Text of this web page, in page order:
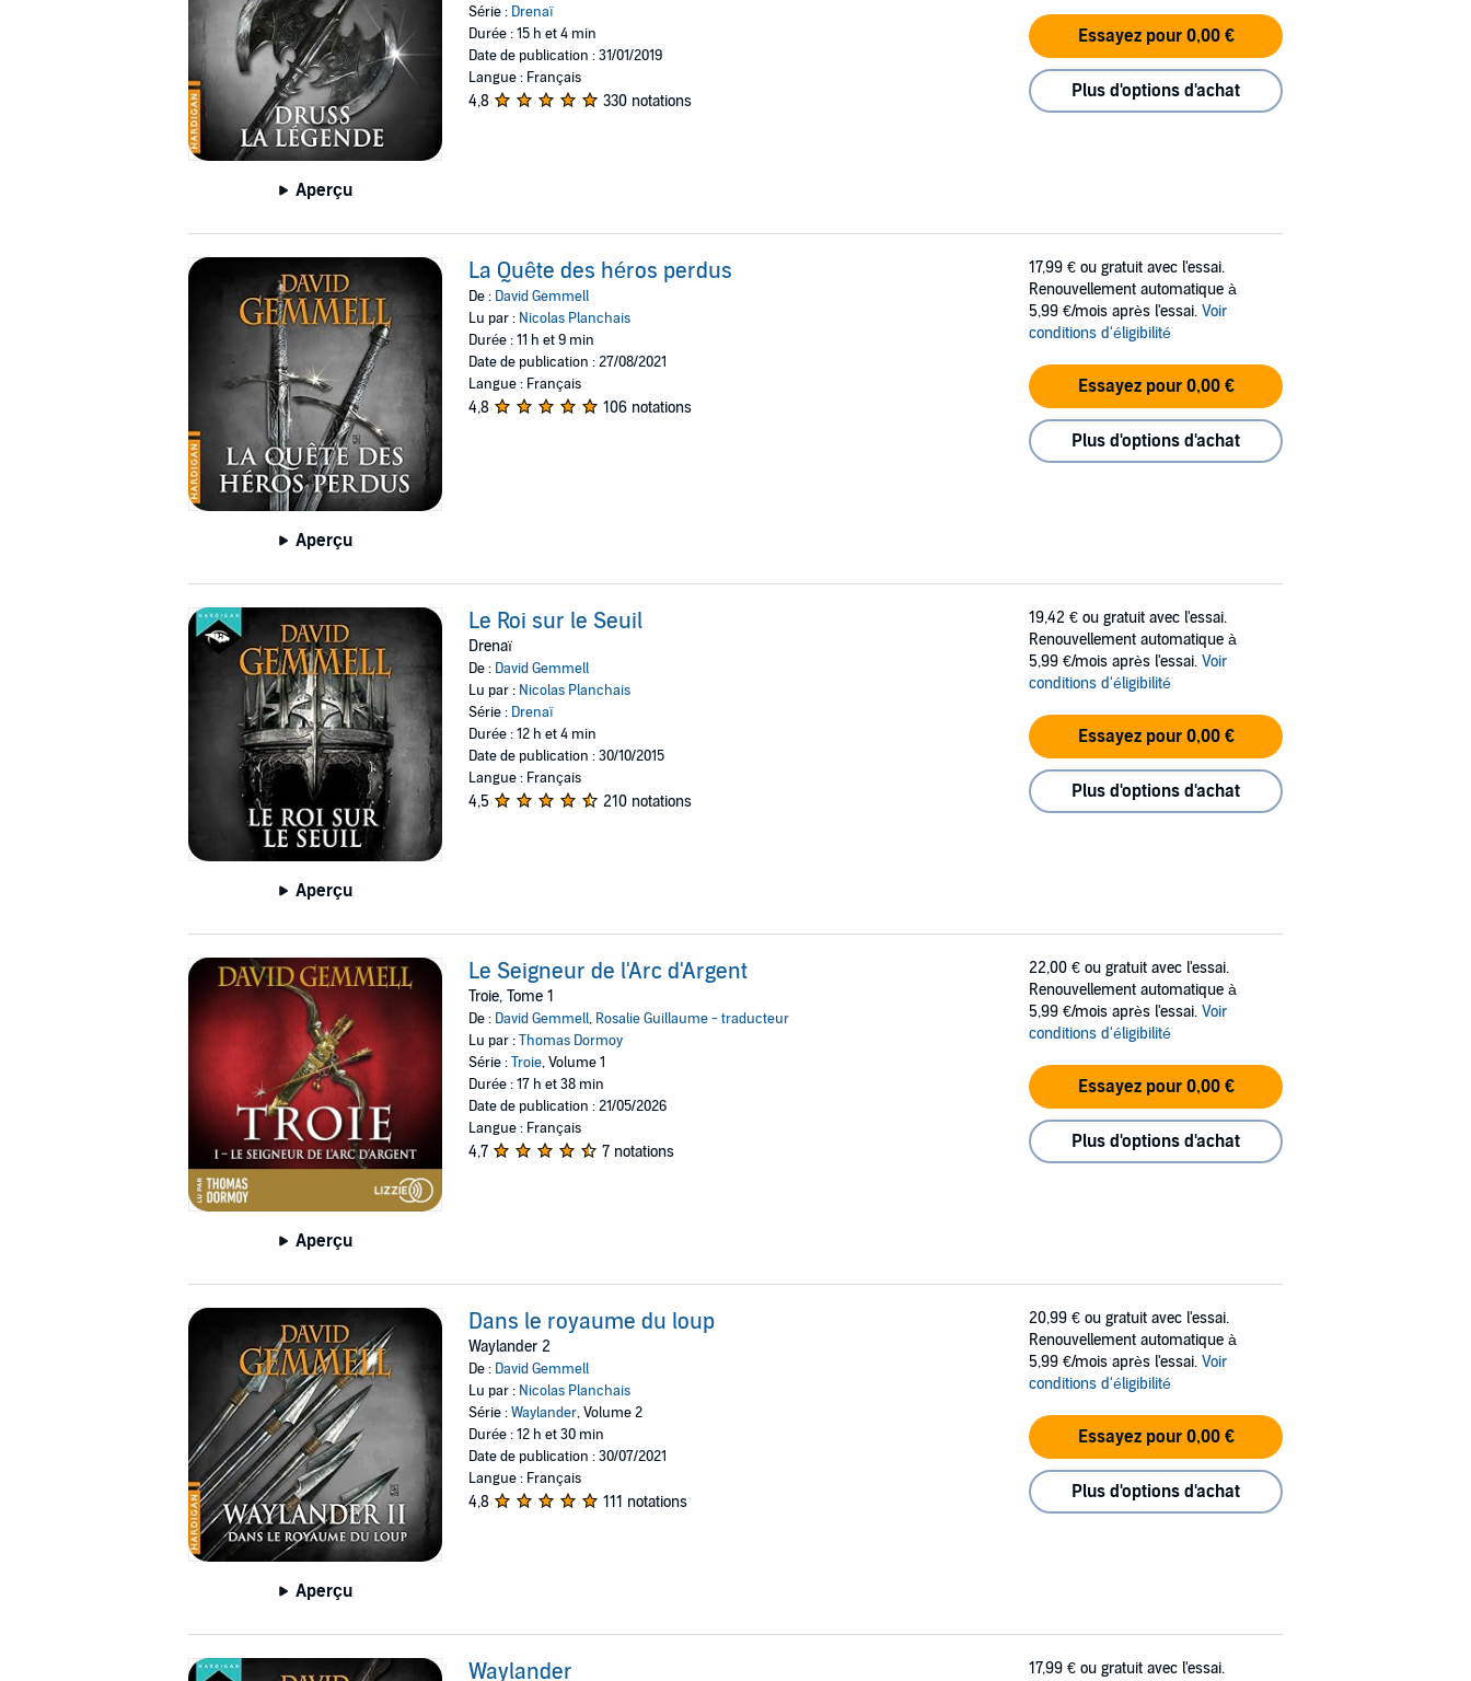
Aperçu
Série : Drenaï
Durée : 15 h et 4 min
Date de publication : 31/01/2019
Langue : Français
4,8 330 notations
Essayez pour 0,00 €
Plus d'options d'achat
Aperçu
La Quête des héros perdus
De : David Gemmell
Lu par : Nicolas Planchais
Durée : 11 h et 9 min
Date de publication : 27/08/2021
Langue : Français
4,8 106 notations
17,99 € ou gratuit avec l'essai.
Renouvellement automatique à
5,99 €/mois après l'essai. Voir
conditions d'éligibilité
Essayez pour 0,00 €
Plus d'options d'achat
Aperçu
Le Roi sur le Seuil
Drenaï
De : David Gemmell
Lu par : Nicolas Planchais
Série : Drenaï
Durée : 12 h et 4 min
Date de publication : 30/10/2015
Langue : Français
4,5 210 notations
19,42 € ou gratuit avec l'essai.
Renouvellement automatique à
5,99 €/mois après l'essai. Voir
conditions d'éligibilité
Essayez pour 0,00 €
Plus d'options d'achat
Aperçu
Le Seigneur de l'Arc d'Argent
Troie, Tome 1
De : David Gemmell, Rosalie Guillaume - traducteur
Lu par :Thomas Dormoy
Série :Troie, Volume 1
Durée : 17 h et 38 min
Date de publication : 21/05/2026
Langue : Français
4,7 7 notations
22,00 € ou gratuit avec l'essai.
Renouvellement automatique à
5,99 €/mois après l'essai. Voir
conditions d'éligibilité
Essayez pour 0,00 €
Plus d'options d'achat
Aperçu
Dans le royaume du loup
Waylander 2
De : David Gemmell
Lu par : Nicolas Planchais
Série :Waylander, Volume 2
Durée : 12 h et 30 min
Date de publication : 30/07/2021
Langue : Français
4,8 111 notations
20,99 € ou gratuit avec l'essai.
Renouvellement automatique à
5,99 €/mois après l'essai. Voir
conditions d'éligibilité
Essayez pour 0,00 €
Plus d'options d'achat
Waylander 17,99 € ou gratuit avec l'essai.